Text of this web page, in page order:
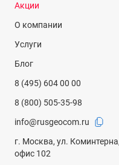
Акции
О компании
Услуги
Блог
8 (495) 604 00 00
8 (800) 505-35-98
info@rusgeocom.ru
г. Москва, ул.
офис 102